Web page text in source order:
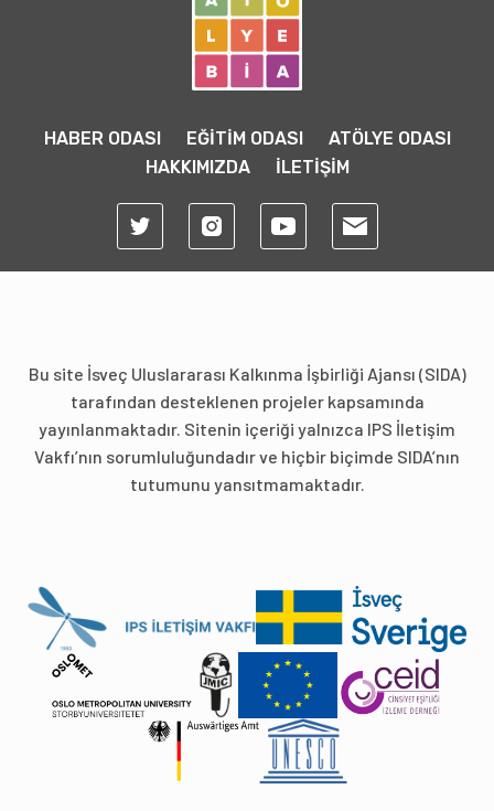
HABER ODASI EĞİTİM ODASI
ATÖLYE ODASI
HAKKIMIZDA
İLETİŞİM
Bu site İsveç Uluslararası Kalkınma İşbirliği Ajansı (SIDA)
tarafından desteklenen projeler kapsamında
yayınlanmaktadır. Sitenin içeriği yalnızca IPS İletişim
Vakfı’nın sorumluluğundadır ve hiçbir biçimde SIDA’nın
tutumunu yansıtmamaktadır.